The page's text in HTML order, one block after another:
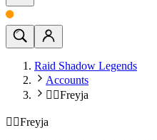
Raid Shadow Legends
Accounts
🧙‍♀️Freyja
🧙‍♀️Freyja